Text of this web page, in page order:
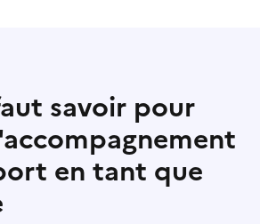
savoir pour
en tant que